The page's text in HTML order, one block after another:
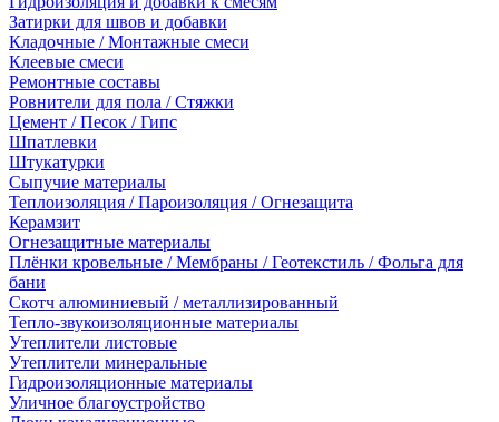
Затирки для швов и добавки
Кладочные / Монтажные смеси
Клеевые смеси
Ремонтные составы
Ровнители для пола / Стяжки
Цемент / Песок / Гипс
Шпатлевки
Штукатурки
Сыпучие материалы
Теплоизоляция / Пароизоляция / Огнезащита
Керамзит
Огнезащитные материалы
Плёнки кровельные / Мембраны / Геотекстиль / Фольга для
бани
Скотч алюминиевый / металлизированный
Тепло-звукоизоляционные материалы
Утеплители листовые
Утеплители минеральные
Гидроизоляционные материалы
Уличное благоустройство